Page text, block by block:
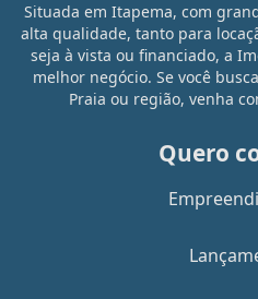
Situada em Itapema, com
alta qualidade, tanto para
seja à vista ou financiado, a
melhor negócio. Se você
Praia ou região, venha
Quero